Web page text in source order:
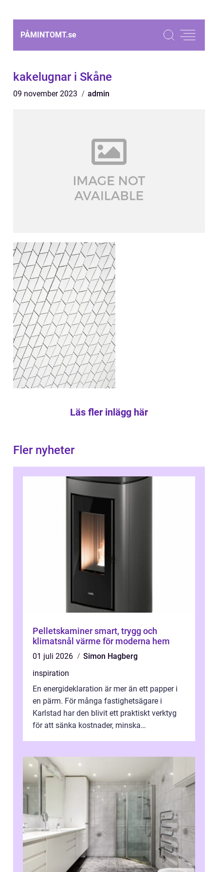
PÅMINTOMT.se
kakelugnar i Skåne
09 november 2023 admin
Läs fler inlägg här
Fler nyheter
Pelletskaminer smart, trygg och
klimatsnål värme för moderna hem
01 juli 2026
Simon Hagberg
inspiration
En energideklaration är mer än ett papper i
en pärm. För många fastighetsägare i
Karlstad har den blivit ett praktiskt verktyg
för att sänka kostnader, minska